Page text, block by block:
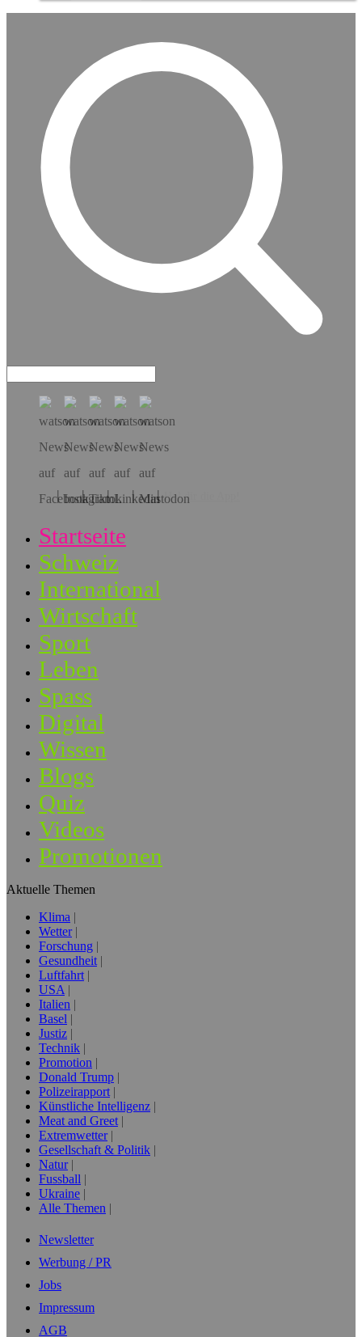
Hol dir die App!
Startseite
Schweiz
International
Wirtschaft
Sport
Leben
Spass
Digital
Wissen
Blogs
Quiz
Videos
Promotionen
Aktuelle Themen
Klima
Wetter
Forschung
Gesundheit
Luftfahrt
USA
Italien
Basel
Justiz
Technik
Promotion
Donald Trump
Polizeirapport
Künstliche Intelligenz
Meat and Greet
Extremwetter
Gesellschaft & Politik
Natur
Fussball
Ukraine
Alle Themen
Newsletter
Werbung / PR
Jobs
Impressum
AGB